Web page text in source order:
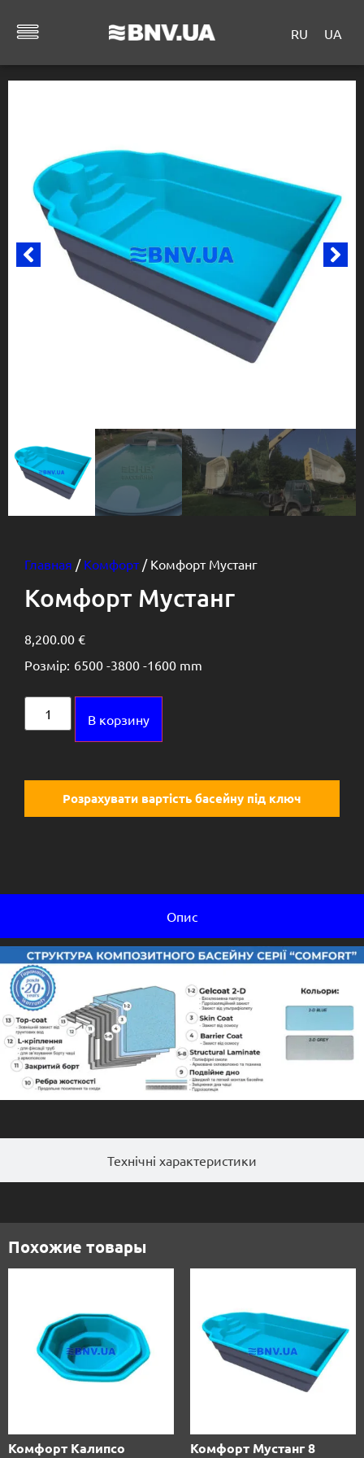
RU UA
Главная / Комфорт/ Комфорт Мустанг
Комфорт Мустанг
8,200.00 €
Розмір: 6500 -3800 -1600 mm
В корзину
Розрахувати вартість басейну під ключ
Опис
Технічні характеристики
Похожие товары
Комфорт Калипсо
Комфорт Мустанг 8